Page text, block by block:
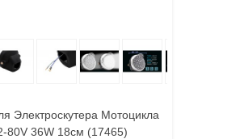
Электроскутера Мотоцикла
80V 36W 18см (17465)